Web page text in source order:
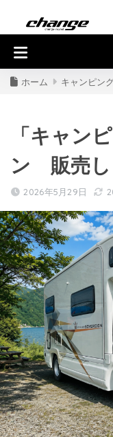
入庫車情報
ホーム キャンピン
「キャン
ン 販売し
2026年5月29日